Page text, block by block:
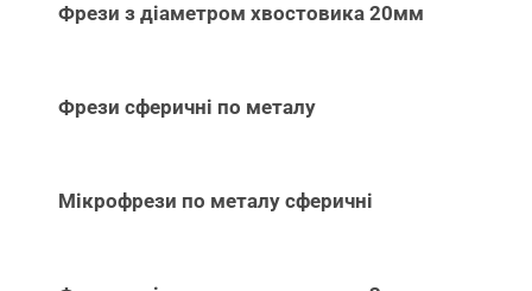
Фрези з діаметром хвостовика 20мм
Фрези сферичні по металу
Мікрофрези по металу сферичні